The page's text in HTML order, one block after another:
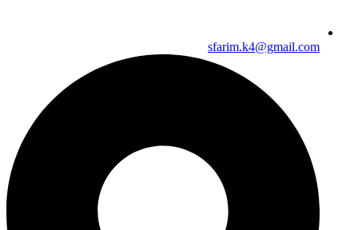
sfarim.k4@gmail.com